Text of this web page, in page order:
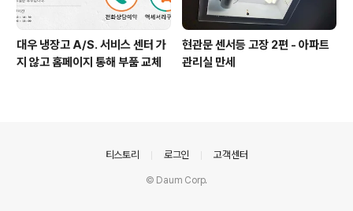
대우 냉장고 A/S. 서비스 센터 가
지 않고 홈페이지 통해 부품 교체
현관문 센서등 고장 2편 - 아파트
관리실 만세
티스토리 로그인 고객센터
© Daum Corp.